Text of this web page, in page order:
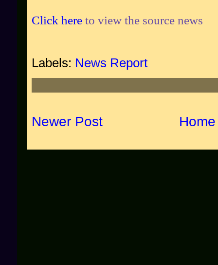
Click here to view the source news
Labels: News Report
Newer Post Home